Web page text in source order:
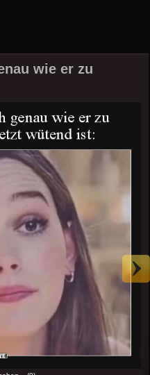
wie er zu